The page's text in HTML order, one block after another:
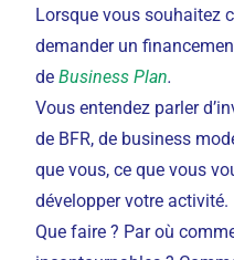
Lorsque vous souhaitez
demander un
deBusiness Plan.
Vous entendez parler
de BFR, de business
que vous, ce que vous
développer votre activité.
Que faire ? Par où